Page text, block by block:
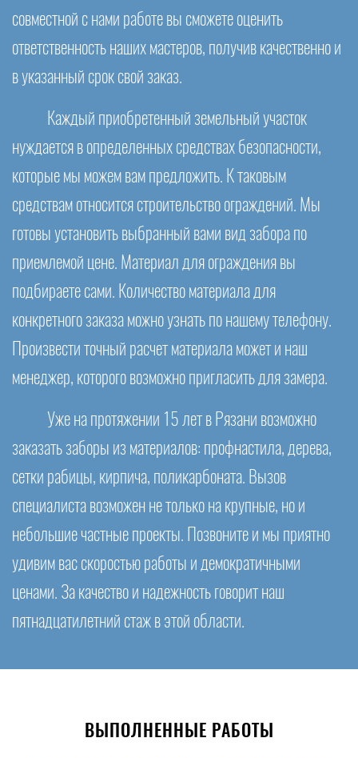
совместной с нами работе вы сможете оценить
ответственность наших мастеров, получив качественно и
в указанный срок свой заказ.
Каждый приобретенный земельный участок
нуждается в определенных средствах безопасности,
которые мы можем вам предложить. К таковым
средствам относится строительство ограждений. Мы
готовы установить выбранный вами вид забора по
приемлемой цене. Материал для ограждения вы
подбираете сами. Количество материала для
конкретного заказа можно узнать по нашему телефону.
Произвести точный расчет материала может и наш
менеджер, которого возможно пригласить для замера.
Уже на протяжении 15 лет в Рязани возможно
заказать заборы из материалов: профнастила, дерева,
сетки рабицы, кирпича, поликарбоната. Вызов
специалиста возможен не только на крупные, но и
небольшие частные проекты. Позвоните и мы приятно
удивим вас скоростью работы и демократичными
ценами. За качество и надежность говорит наш
пятнадцатилетний стаж в этой области.
ВЫПОЛНЕННЫЕ РАБОТЫ